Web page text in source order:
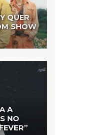
QUER
SHOW
A
NO